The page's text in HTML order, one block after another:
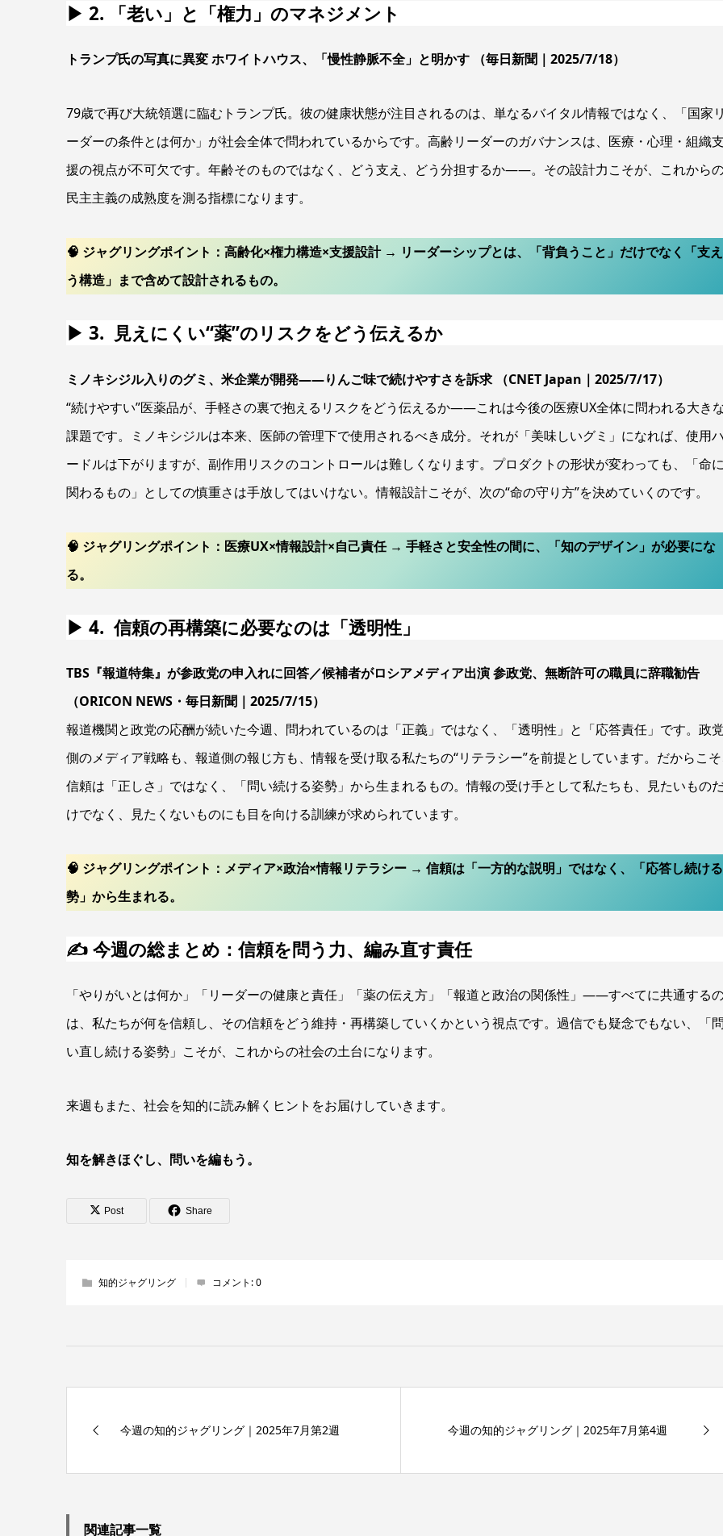
▶ 2. 「老い」と「権力」のマネジメント
トランプ氏の写真に異変 ホワイトハウス、「慢性静脈不全」と明かす （毎日新聞｜2025/7/18）
79歳で再び大統領選に臨むトランプ氏。彼の健康状態が注目されるのは、単なるバイタル情報ではなく、「国家リ
ーダーの条件とは何か」が社会全体で問われているからです。高齢リーダーのガバナンスは、医療・心理・組織支
援の視点が不可欠です。年齢そのものではなく、どう支え、どう分担するか——。その設計力こそが、これから
民主主義の成熟度を測る指標になります。
🧠 ジャグリングポイント：高齢化×権力構造×支援設計 → リーダーシップとは、「背負うこと」だけでなく「支
う構造」まで含めて設計されるもの。
▶ 3. 見えにくい“薬”のリスクをどう伝えるか
ミノキシジル入りのグミ、米企業が開発——りんご味で続けやすさを訴求 （CNET Japan｜2025/7/17）
“続けやすい”医薬品が、手軽さの裏で抱えるリスクをどう伝えるか——これは今後の医療UX全体に問われる大き
課題です。ミノキシジルは本来、医師の管理下で使用されるべき成分。それが「美味しいグミ」になれば、使用ハ
ードルは下がりますが、副作用リスクのコントロールは難しくなります。プロダクトの形状が変わっても、「命に
関わるもの」としての慎重さは手放してはいけない。情報設計こそが、次の“命の守り方”を決めていくのです。
🧠 ジャグリングポイント：医療UX×情報設計×自己責任 → 手軽さと安全性の間に、「知のデザイン」が必要にな
る。
▶ 4. 信頼の再構築に必要なのは「透明性」
TBS『報道特集』が参政党の申入れに回答／候補者がロシアメディア出演 参政党、無断許可の職員に辞職勧告
（ORICON NEWS・毎日新聞｜2025/7/15）
報道機関と政党の応酬が続いた今週、問われているのは「正義」ではなく、「透明性」と「応答責任」です。政党
側のメディア戦略も、報道側の報じ方も、情報を受け取る私たちの“リテラシー”を前提としています。だからこそ
信頼は「正しさ」ではなく、「問い続ける姿勢」から生まれるもの。情報の受け手として私たちも、見たいもの
けでなく、見たくないものにも目を向ける訓練が求められています。
🧠 ジャグリングポイント：メディア×政治×情報リテラシー → 信頼は「一方的な説明」ではなく、「応答し続け
勢」から生まれる。
✍ 今週の総まとめ：信頼を問う力、編み直す責任
「やりがいとは何か」「リーダーの健康と責任」「薬の伝え方」「報道と政治の関係性」——すべてに共通する
は、私たちが何を信頼し、その信頼をどう維持・再構築していくかという視点です。過信でも疑念でもない、「問
い直し続ける姿勢」こそが、これからの社会の土台になります。
来週もまた、社会を知的に読み解くヒントをお届けしていきます。
知を解きほぐし、問いを編もう。
Post Share
知的ジャグリング コメント:0
今週の知的ジャグリング｜2025年7月第2週 今週の知的ジャグリング｜2025年7月第4週
関連記事一覧